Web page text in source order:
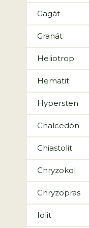
Gagát
Granát
Heliotrop
Hematit
Hypersten
Chalcedón
Chiastolit
Chryzokol
Chryzopras
Iolit